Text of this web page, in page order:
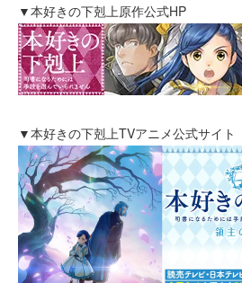
▼本好きの下剋上原作公式HP
▼本好きの下剋上TVアニメ公式サイト